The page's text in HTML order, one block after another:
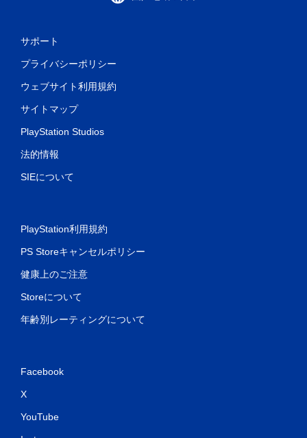
サポート
プライバシーポリシー
ウェブサイト利用規約
サイトマップ
PlayStation Studios
法的情報
SIEについて
PlayStation利用規約
PS Storeキャンセルポリシー
健康上のご注意
Storeについて
年齢別レーティングについて
Facebook
X
YouTube